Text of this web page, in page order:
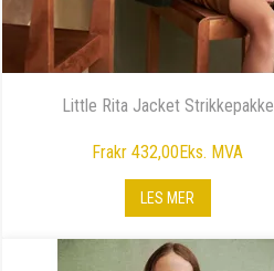
Little Rita Jacket Strikkepakke
Frakr 432,00Eks. MVA
LES MER